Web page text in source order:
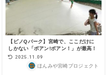
【ピノQパーク】宮崎で、ここだけに
しかない「ボアン!ボアン！」が最高！
2025.11.09
ほんみや宮崎プロジェクト